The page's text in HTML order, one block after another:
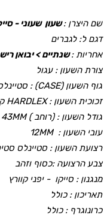
שם היצרן :שעון שעוני -
דגם ל: לגברים
אחריות :שנתיים > יבואן
צורת השעון : עגול
גוף השעון (CASEׂ) :
זכוכית השעון : HARDLEX קריסטל
גודל השעון : (רוחב ) 43MM
עובי השעון : 12MM
רצועת השעון : סטיינלס
צבע הרצועה :כסוף וזהב
מנגנון : סייקו - יפני קוורץ
תאריכון : כולל
כרונוגרף : כולל